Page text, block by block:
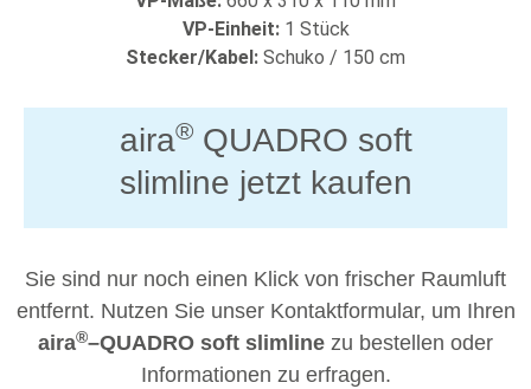
VP-Einheit: 1 Stück
Stecker/Kabel: Schuko / 150 cm
aira®QUADRO soft
slimline jetzt kaufen
Sie sind nur noch einen Klick von frischer Raumluft
entfernt. Nutzen Sie unser Kontaktformular, um Ihren
aira®–QUADRO soft slimline zu bestellen oder
Informationen zu erfragen.